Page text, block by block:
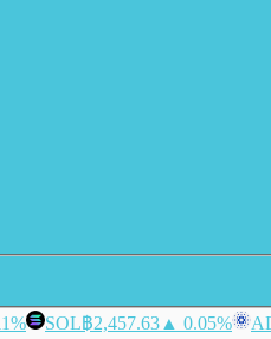
SOL฿2,457.63 ▲ 0.05%